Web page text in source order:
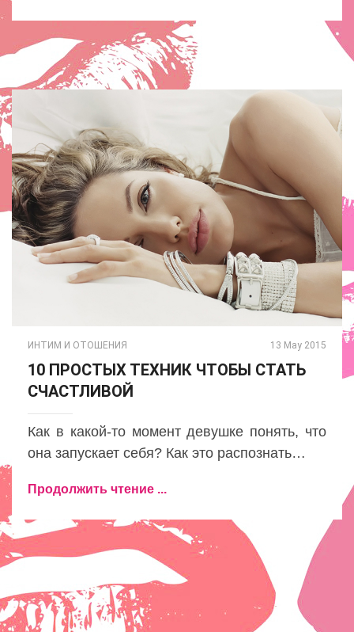
ИНТИМ И ОТОШЕНИЯ 13 May 2015
10 ПРОСТЫХ ТЕХНИК ЧТОБЫ СТАТЬ
СЧАСТЛИВОЙ
Как в какой-то момент девушке понять, что
она запускает себя? Как это распознать…
Продолжить чтение ...